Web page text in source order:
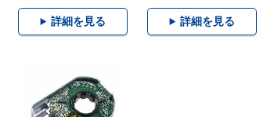
詳細を見る 詳細を見る